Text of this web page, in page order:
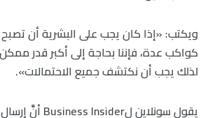
ويكتب: «إذا كان يجب على البشرية أن
كواكب عدة، فإننا بحاجة إلى أكبر قدر
لذلك يجب أن نكتشف جميع الاحتمالات».